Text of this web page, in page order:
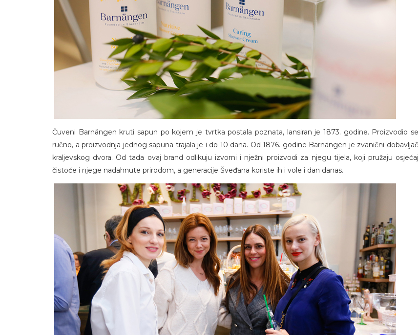
Čuveni Barnängen kruti sapun po kojem je tvrtka postala poznata, lansiran je 1873. godine. Proizvodio se
ručno, a proizvodnja jednog sapuna trajala je i do 10 dana. Od 1876. godine Barnängen je zvanični dobavljač
kraljevskog dvora. Od tada ovaj brand odlikuju izvorni i nježni proizvodi za njegu tijela, koji pružaju osjećaj
čistoće i njege nadahnute prirodom, a generacije Šveđana koriste ih i vole i dan danas.